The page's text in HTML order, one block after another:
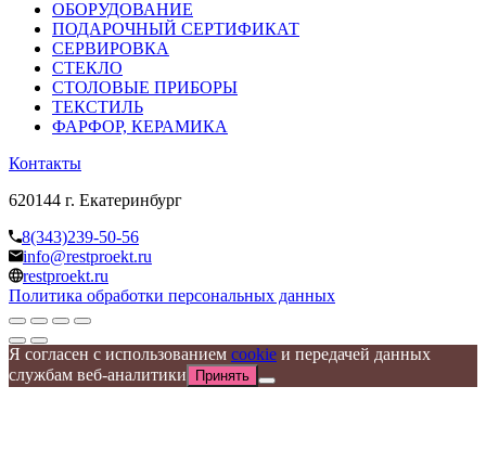
ОБОРУДОВАНИЕ
ПОДАРОЧНЫЙ СЕРТИФИКАТ
СЕРВИРОВКА
СТЕКЛО
СТОЛОВЫЕ ПРИБОРЫ
ТЕКСТИЛЬ
ФАРФОР, КЕРАМИКА
Контакты
620144 г. Екатеринбург
8(343)239-50-56
info@restproekt.ru
restproekt.ru
Политика обработки персональных данных
Я согласен с использованием cookie и передачей данных
службам веб-аналитики
Принять